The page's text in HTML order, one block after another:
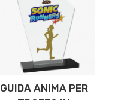
GUIDA ANIMA PER